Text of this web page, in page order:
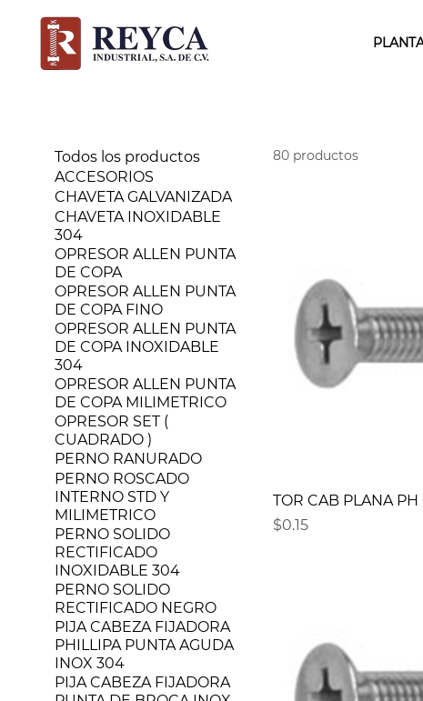
Todos los productos
ACCESORIOS
CHAVETA GALVANIZADA
CHAVETA INOXIDABLE
304
OPRESOR ALLEN PUNTA
DE COPA
OPRESOR ALLEN PUNTA
DE COPA FINO
OPRESOR ALLEN PUNTA
DE COPA INOXIDABLE
304
OPRESOR ALLEN PUNTA
DE COPA MILIMETRICO
OPRESOR SET (
CUADRADO )
PERNO RANURADO
PERNO ROSCADO
INTERNO STD Y
MILIMETRICO
PERNO SOLIDO
RECTIFICADO
INOXIDABLE 304
PERNO SOLIDO
RECTIFICADO NEGRO
PIJA CABEZA FIJADORA
PHILLIPA PUNTA AGUDA
INOX 304
PIJA CABEZA FIJADORA
80 productos
TOR CAB PLANA PH
Precio
$0.15